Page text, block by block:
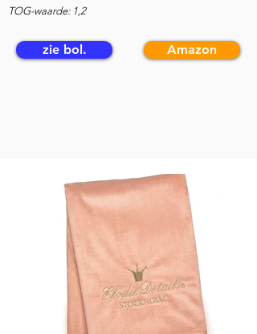
TOG-waarde: 1,2
zie bol. Amazon